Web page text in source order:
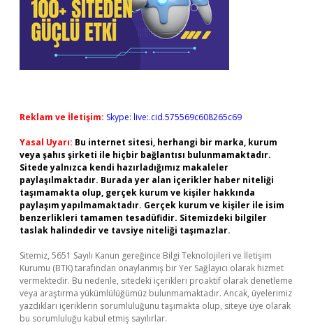
Reklam ve İletişim: Skype: live:.cid.575569c608265c69
Yasal Uyarı: Bu internet sitesi, herhangi bir marka, kurum
veya şahıs şirketi ile hiçbir bağlantısı bulunmamaktadır.
Sitede yalnızca kendi hazırladığımız makaleler
paylaşılmaktadır. Burada yer alan içerikler haber niteliği
taşımamakta olup, gerçek kurum ve kişiler hakkında
paylaşım yapılmamaktadır. Gerçek kurum ve kişiler ile isim
benzerlikleri tamamen tesadüfidir. Sitemizdeki bilgiler
taslak halindedir ve tavsiye niteliği taşımazlar.
Sitemiz, 5651 Sayılı Kanun gereğince Bilgi Teknolojileri ve İletişim
Kurumu (BTK) tarafından onaylanmış bir Yer Sağlayıcı olarak hizmet
vermektedir. Bu nedenle, sitedeki içerikleri proaktif olarak denetleme
veya araştırma yükümlülüğümüz bulunmamaktadır. Ancak, üyelerimiz
yazdıkları içeriklerin sorumluluğunu taşımakta olup, siteye üye olarak
bu sorumluluğu kabul etmiş sayılırlar.